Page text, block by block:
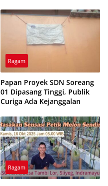
Ragam
Papan Proyek SDN Soreang
01 Dipasang Tinggi, Publik
Curiga Ada Kejanggalan
Ragam